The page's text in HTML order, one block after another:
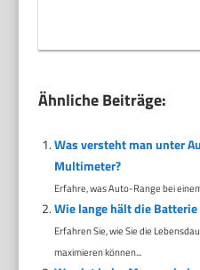
Ähnliche Beiträge:
Was versteht man unter
Multimeter?
Erfahre, was Auto-Range bei
Wie lange hält die
Erfahren Sie, wie Sie die
maximieren können...